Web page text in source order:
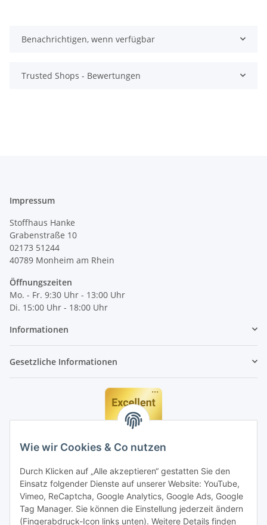
Wie wir Cookies & Co nutzen
Durch Klicken auf „Alle akzeptieren“ gestatten Sie den
Einsatz folgender Dienste auf unserer Website: YouTube,
Vimeo, ReCaptcha, Google Analytics, Google Ads, Google
Tag Manager. Sie können die Einstellung jederzeit ändern
(Fingerabdruck-Icon links unten). Weitere Details finden
Benachrichtigen, wenn verfügbar
Trusted Shops - Bewertungen
Impressum
Stoffhaus Hanke
Grabenstraße 10
02173 51244
40789 Monheim am Rhein
Öffnungszeiten
Mo. - Fr. 9:30 Uhr - 13:00 Uhr
Di. 15:00 Uhr - 18:00 Uhr
Informationen
Gesetzliche Informationen